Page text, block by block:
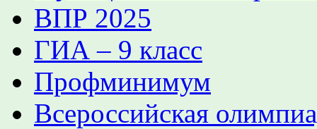
ВПР 2025
ГИА – 9 класс
Профминимум
Всероссийская